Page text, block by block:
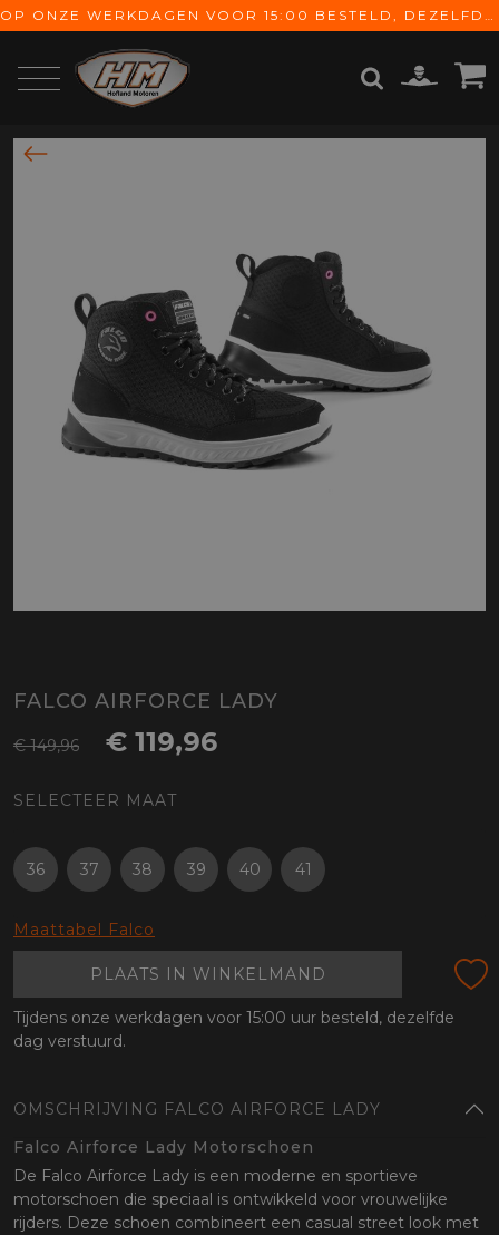
OP ONZE WERKDAGEN VOOR 15:00 BESTELD, DEZELFDE DAG VERZONDEN! GRATIS VERZENDING VANAF € 65,-
FALCO AIRFORCE LADY
€ 149,96 € 119,96
SELECTEER MAAT
36 37 38 39 40 41
Maattabel Falco
PLAATS IN WINKELMAND
Tijdens onze werkdagen voor 15:00 uur besteld, dezelfde
dag verstuurd.
OMSCHRIJVING FALCO AIRFORCE LADY
Falco Airforce Lady Motorschoen
De Falco Airforce Lady is een moderne en sportieve
motorschoen die speciaal is ontwikkeld voor vrouwelijke
rijders. Deze schoen combineert een casual street look met